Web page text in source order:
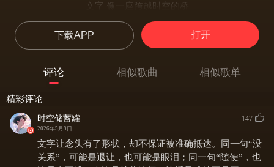
文字 像一座跨越时空的桥
让看不见的念头 有了形状
让说不完的话 可以被转交
有意思的是
都变得 清晰直接
只要把意思 说出口
对方就能够收到
下载APP 打开
评论 相似歌曲 相似歌单
精彩评论
时空储蓄罐
2026年5月9日
147
文字让念头有了形状，却不保证被准确抵达。同一句“没
关系”，可能是退让，也可能是眼泪；同一句“随便”，也